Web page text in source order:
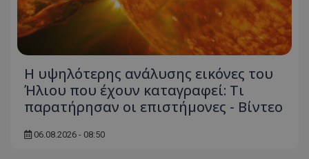
Η υψηλότερης ανάλυσης εικόνες του
Ήλιου που έχουν καταγραφεί: Τι
παρατήρησαν οι επιστήμονες - Βίντεο
06.08.2026 - 08:50